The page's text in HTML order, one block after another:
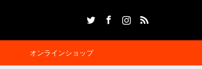
オンラインショップ